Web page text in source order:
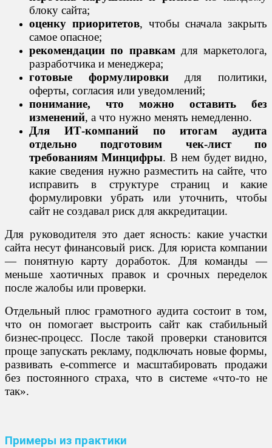
блоку сайта;
оценку приоритетов, чтобы сначала закрыть
самое опасное;
рекомендации по правкамдля маркетолога,
разработчика и менеджера;
готовые формулировкидля политики,
оферты, согласия или уведомлений;
понимание, что можно оставить без
изменений, а что нужно менять немедленно.
Для ИТ-компаний по итогам аудита
отдельно подготовим чек-лист по
требованиям Минцифры. В нем будет видно,
какие сведения нужно разместить на сайте, что
исправить в структуре страниц и какие
формулировки убрать или уточнить, чтобы
сайт не создавал риск для аккредитации.
Для руководителя это дает ясность: какие участки
сайта несут финансовый риск. Для юриста компании
— понятную карту доработок. Для команды —
меньше хаотичных правок и срочных переделок
после жалобы или проверки.
Отдельный плюс грамотного аудита состоит в том,
что он помогает выстроить сайт как стабильный
бизнес-процесс. После такой проверки становится
проще запускать рекламу, подключать новые формы,
развивать e-commerce и масштабировать продажи
без постоянного страха, что в системе «что-то не
так».
Примеры из практики